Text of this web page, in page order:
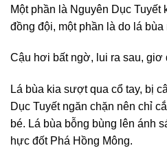
Một phần là Nguyên Dục Tuyết
đồng đội, một phần là do lá
Cậu hơi bất ngờ, lui ra sau, giơ
Lá bùa kia sượt qua cổ tay, bị
Dục Tuyết ngăn chặn nên chỉ
bé. Lá bùa bỗng bùng lên ánh
hực đốt Phá Hồng Mông.